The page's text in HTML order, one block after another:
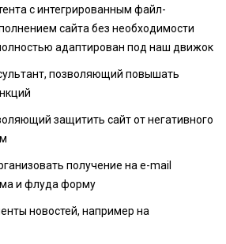
с интегрированным файл-
сайта без необходимости
адаптирован под наш движок
позволяющий повышать
защитить сайт от негативного
получение на e-mail
и флуда форму
новостей, например на